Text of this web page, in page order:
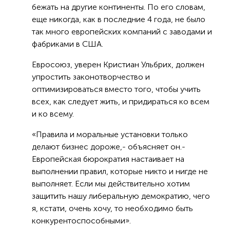
бежать на другие континенты. По его словам,
еще никогда, как в последние 4 года, не было
так много европейских компаний с заводами и
фабриками в США.
Евросоюз, уверен Кристиан Ульбрих, должен
упростить законотворчество и
оптимизироваться вместо того, чтобы учить
всех, как следует жить, и придираться ко всем
и ко всему.
«Правила и моральные установки только
делают бизнес дороже,- объясняет он.-
Европейская бюрократия настаивает на
выполнении правил, которые никто и нигде не
выполняет. Если мы действительно хотим
защитить нашу либеральную демократию, чего
я, кстати, очень хочу, то необходимо быть
конкурентоспособными».